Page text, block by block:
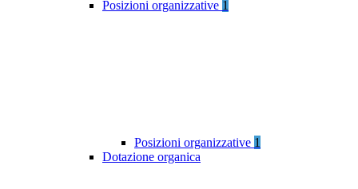
Posizioni organizzative 1
Posizioni organizzative 1
Dotazione organica